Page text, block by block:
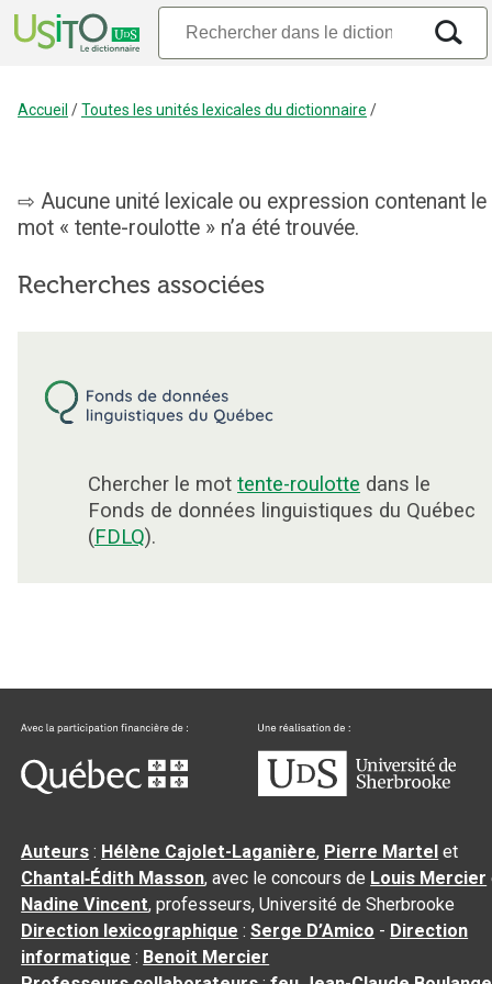
Accueil /Toutes les unités lexicales du dictionnaire /
Aucune unité lexicale ou expression contenant le
mot « tente-roulotte » n’a été trouvée.
Recherches associées
Chercher le mot tente-roulotte dans le
Fonds de données linguistiques du Québec
(FDLQ).
Auteurs : Hélène Cajolet-Laganière, Pierre Martel et
Chantal‑Édith Masson, avec le concours de Louis Mercier
Nadine Vincent, professeurs, Université de Sherbrooke
Direction lexicographique :Serge D’Amico - Direction
informatique : Benoit Mercier